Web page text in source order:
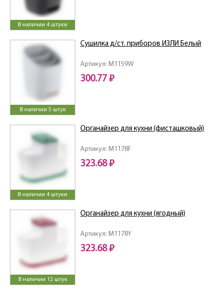
В наличии 4 штуки
В наличии 5 штук
Артикул: M1159W
Сушилка д/ст. приборов ИЗЛИ Белый
300.77 ₽
В наличии 4 штуки
Артикул: M1178F
Органайзер для кухни (фисташковый)
323.68 ₽
В наличии 12 штук
Артикул: M1178Y
Органайзер для кухни (ягодный)
323.68 ₽